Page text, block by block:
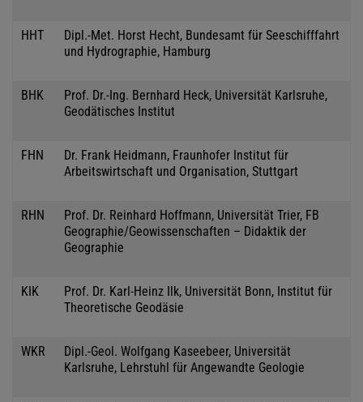
HHT
Dipl.-Met. Horst Hecht, Bundesamt für Seeschifffahrt
und Hydrographie, Hamburg
BHK
Prof. Dr.-Ing. Bernhard Heck, Universität Karlsruhe,
Geodätisches Institut
FHN
Dr. Frank Heidmann, Fraunhofer Institut für
Arbeitswirtschaft und Organisation, Stuttgart
RHN
Prof. Dr. Reinhard Hoffmann, Universität Trier, FB
Geographie/Geowissenschaften – Didaktik der
Geographie
KIK
Prof. Dr. Karl-Heinz Ilk, Universität Bonn, Institut für
Theoretische Geodäsie
WKR
Dipl.-Geol. Wolfgang Kaseebeer, Universität
Karlsruhe, Lehrstuhl für Angewandte Geologie